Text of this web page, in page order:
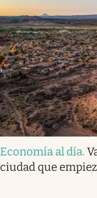
Economía al día.
ciudad que